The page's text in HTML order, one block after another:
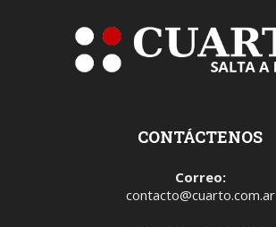
CONTÁCTENOS
Correo:
contacto@cuarto.com.ar